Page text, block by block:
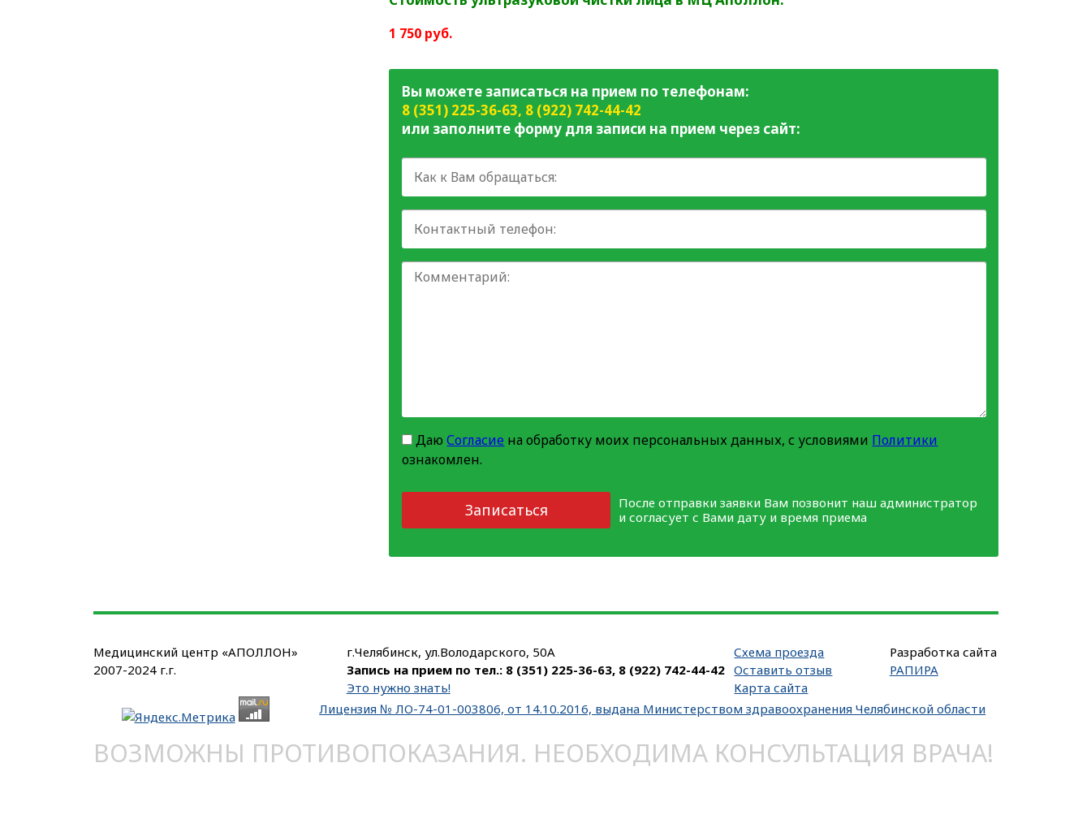
1 750 руб.
Вы можете записаться на прием по телефонам:
8 (351) 225-36-63, 8 (922) 742-44-42
или заполните форму для записи на прием через сайт:
ДаюСогласие на обработку моих персональных данных, с условиями Политики
ознакомлен.
Записаться
После отправки заявки Вам позвонит наш администратор
и согласует с Вами дату и время приема
Медицинский центр «АПОЛЛОН»
2007-2024 г.г.
г.Челябинск, ул.Володарского, 50А
Запись на прием по тел.: 8 (351) 225-36-63, 8 (922) 742-44-42
Это нужно знать!
Схема проезда
Оставить отзыв
Карта сайта
Лицензия № ЛО-74-01-003806, от 14.10.2016, выдана Министерством здравоохранения Челябинской области
ВОЗМОЖНЫ ПРОТИВОПОКАЗАНИЯ. НЕОБХОДИМА КОНСУЛЬТАЦИЯ ВРАЧА!
Разработка сайта
РАПИРА